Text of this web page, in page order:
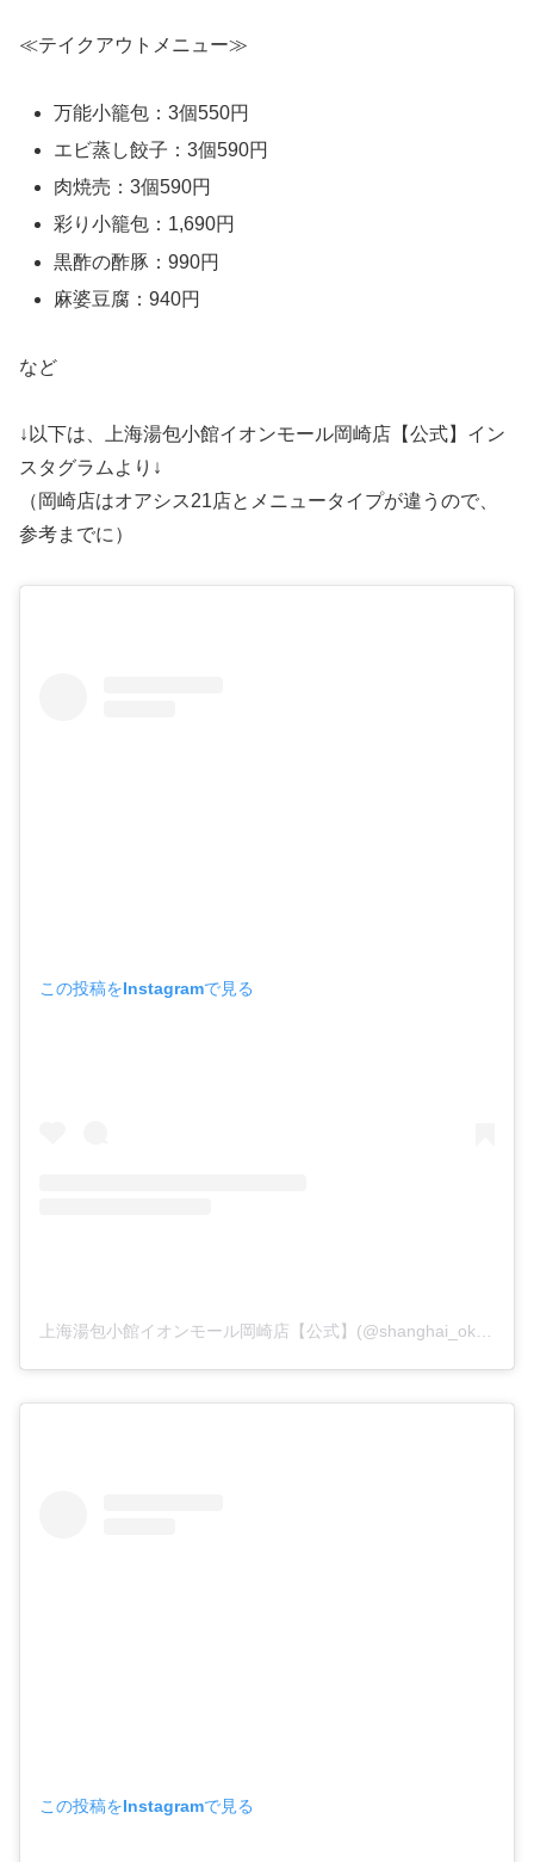
≪テイクアウトメニュー≫
万能小籠包：3個550円
エビ蒸し餃子：3個590円
肉焼売：3個590円
彩り小籠包：1,690円
黒酢の酢豚：990円
麻婆豆腐：940円
など
↓以下は、上海湯包小館イオンモール岡崎店【公式】イン
スタグラムより↓
（岡崎店はオアシス21店とメニュータイプが違うので、
参考までに）
この投稿をInstagramで見る
この投稿をInstagramで見る